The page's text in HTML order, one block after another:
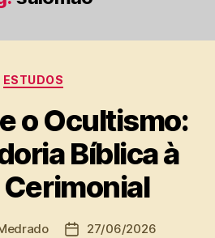
Categorias
ESTUDOS
o Ocultismo:
Bíblica à
Data27/06/2026